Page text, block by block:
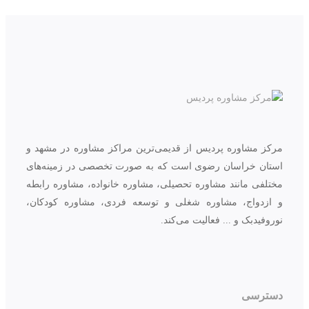
مرکز مشاوره پردیس از قدیمی‌ترین مراکز مشاوره در مشهد و
استان خراسان رضوی است که به صورت تخصصی در زمینه‌های
مختلفی مانند مشاوره تحصیلی، مشاوره خانواده، مشاوره رابطه
و ازدواج، مشاوره شغلی و توسعه فردی، مشاوره کودکان،
نوروفیدبک و ... فعالیت می‌کند.
دسترسی